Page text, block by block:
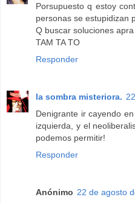
Porsupuesto q estoy
personas se estupidizan
Q buscar soluciones
TAM TA TO
Responder
la sombra misteriora.
Denigrante ir cayendo
izquierda, y el
podemos permitir!
Responder
Anónimo 22 de agosto